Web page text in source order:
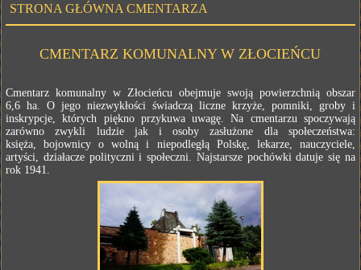
STRONA GŁÓWNA CMENTARZA
CMENTARZ KOMUNALNY W ZŁOCIEŃCU
Cmentarz komunalny w Złocieńcu obejmuje swoją powierzchnią obszar
6,6 ha. O jego niezwykłości świadczą liczne krzyże, pomniki, groby i
inskrypcje, których piękno przykuwa uwagę. Na cmentarzu spoczywają
zarówno zwykli ludzie jak i osoby zasłużone dla społeczeństwa:
księża, bojownicy o wolną i niepodległą Polskę, lekarze, nauczyciele,
artyści, działacze polityczni i społeczni. Najstarsze pochówki datuje się na
rok 1941.